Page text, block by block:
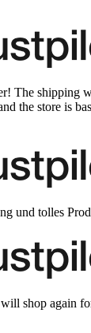
The shipping
the store is
und tolles
shop again